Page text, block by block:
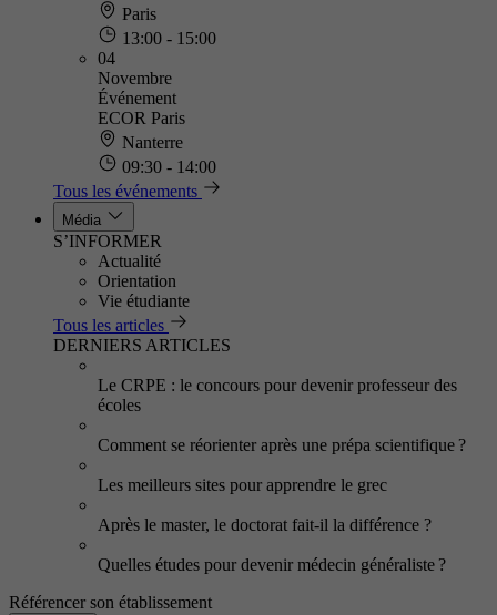
Paris
13:00 - 15:00
04
Novembre
Événement
ECOR Paris
Nanterre
09:30 - 14:00
Tous les événements
Média
S’INFORMER
Actualité
Orientation
Vie étudiante
Tous les articles
DERNIERS ARTICLES
Le CRPE : le concours pour devenir professeur des
écoles
Comment se réorienter après une prépa scientifique ?
Les meilleurs sites pour apprendre le grec
Après le master, le doctorat fait-il la différence ?
Quelles études pour devenir médecin généraliste ?
Référencer son établissement